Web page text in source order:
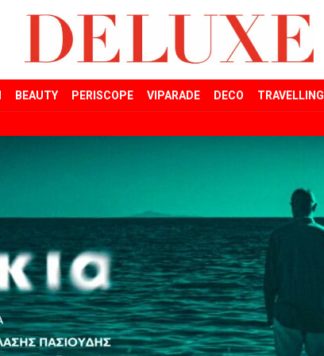
BEAUTY PERISCOPE VIPARADE DECO TRAVELLING